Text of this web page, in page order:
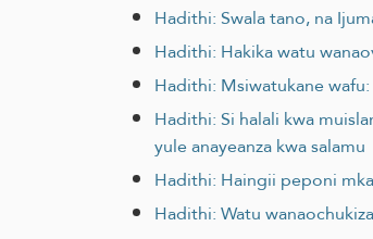
Hadithi: Swala tano, na
Hadithi: Hakika watu
Hadithi: Msiwatukane
Hadithi: Si halali kwa
yule anayeanza kwa salamu
Hadithi: Haingii peponi
Hadithi: Watu